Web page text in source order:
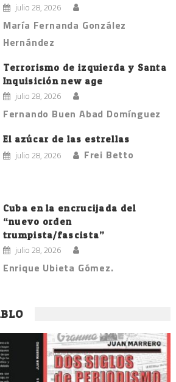
julio 28, 2026
María Fernanda González
Hernández
Terrorismo de izquierda y Santa
Inquisición new age
julio 28, 2026
Fernando Buen Abad Domínguez
El azúcar de las estrellas
julio 28, 2026 Frei Betto
Cuba en la encrucijada del
“nuevo orden
trumpista/fascista”
julio 28, 2026
Enrique Ubieta Gómez.